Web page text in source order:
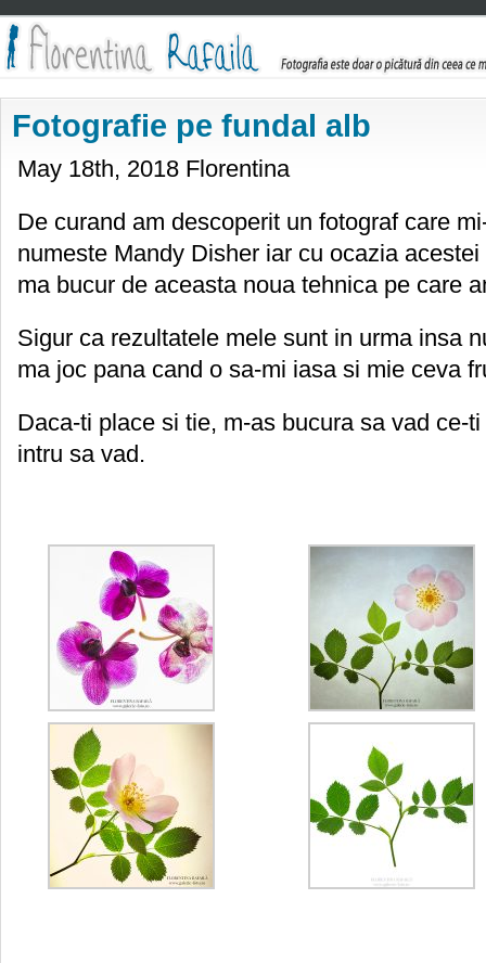
Fotografie pe fundal alb
May 18th, 2018 Florentina
De curand am descoperit un fotograf care
numeste Mandy Disher iar cu ocazia
ma bucur de aceasta noua tehnica pe care
Sigur ca rezultatele mele sunt in urma insa
ma joc pana cand o sa-mi iasa si mie ceva
Daca-ti place si tie, m-as bucura sa vad ce-
intru sa vad.